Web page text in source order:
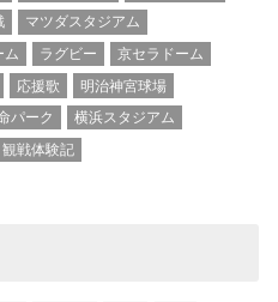
マツダスタジアム
ム ラグビー
京セラドーム
応援歌
明治神宮球場
パーク
横浜スタジアム
観戦体験記